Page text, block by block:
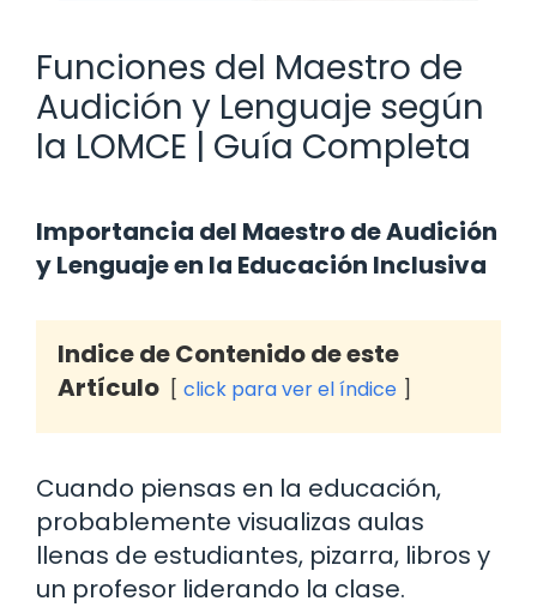
Funciones del Maestro de
Audición y Lenguaje según
la LOMCE | Guía Completa
Importancia del Maestro de Audición
y Lenguaje en la Educación Inclusiva
Indice de Contenido de este
Artículo
click para ver el índice
Cuando piensas en la educación,
probablemente visualizas aulas
llenas de estudiantes, pizarra, libros y
un profesor liderando la clase.